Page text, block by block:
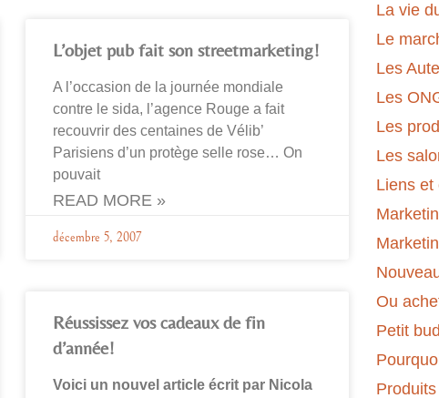
L’objet pub fait son streetmarketing!
A l’occasion de la journée mondiale
contre le sida, l’agence Rouge a fait
recouvrir des centaines de Vélib’
Parisiens d’un protège selle rose… On
pouvait
READ MORE »
décembre 5, 2007
Réussissez vos cadeaux de fin
d’année!
Voici un nouvel article écrit par Nicola
La vie
Le
Les
Les
Les
Les
Liens et
Ou
Petit